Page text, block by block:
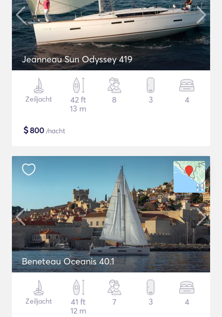
Jeanneau Sun Odyssey 419
Zeiljacht
42 ft
13 m
8 3 4
$800 /nacht
Beneteau Oceanis 40.1
Zeiljacht
41 ft
12 m
7 3 4